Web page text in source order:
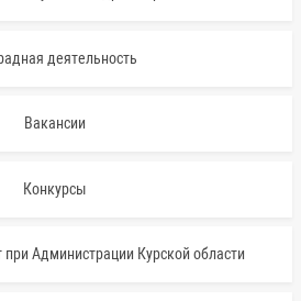
деятельность
Вакансии
Конкурсы
Администрации Курской области